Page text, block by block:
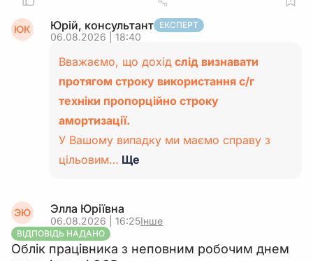
ЮК Юрій, консультант ЕКСПЕРТ
06.08.2026 | 18:40
Вважаємо, що дохід слід визнавати
протягом строку використання с/г
техніки пропорційно строку
амортизації.
У Вашому випадку ми маємо справу з
цільовим… Ще
ЭЮ Элла Юріївна
06.08.2026 | 16:25Інше
ВІДПОВІДЬ НАДАНО
Облік працівника з неповним робочим днем